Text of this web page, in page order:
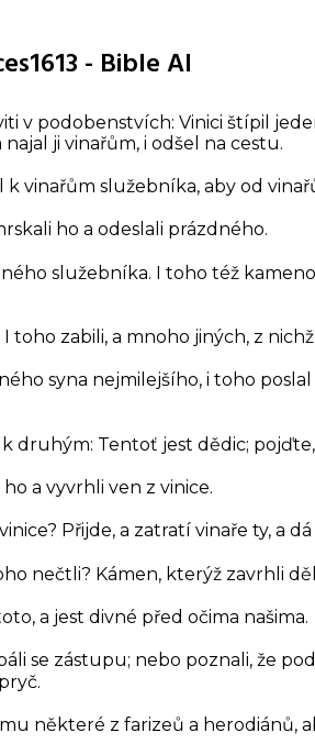
- Bible AI
v podobenstvích: Vinici štípil
najal ji vinařům, i odšel na cestu.
k vinařům služebníka, aby od
ho a odeslali prázdného.
služebníka. I toho též
I toho zabili, a mnoho jiných, z
syna nejmilejšího, i toho
druhým: Tentoť jest dědic;
a vyvrhli ven z vinice.
Přijde, a zatratí vinaře ty, a dá
nečtli? Kámen, kterýž zavrhli
a jest divné před očima našima.
se zástupu; nebo poznali, že
některé z farizeů a herodiánů,